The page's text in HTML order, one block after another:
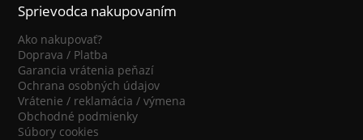
Sprievodca nakupovaním
Ako nakupovať?
Doprava / Platba
Garancia vrátenia peňazí
Ochrana osobných údajov
Vrátenie / reklamácia / výmena
Obchodné podmienky
Súbory cookies